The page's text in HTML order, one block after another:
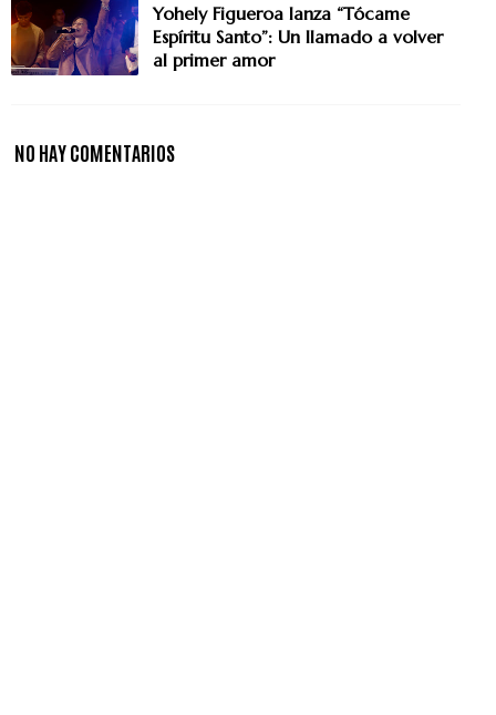
Yohely Figueroa lanza “Tócame
Espíritu Santo”: Un llamado a volver
al primer amor
NO HAY COMENTARIOS